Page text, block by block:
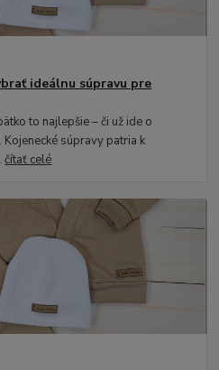
ideálnu súpravu pre
to najlepšie – či už ide o
súpravy patria k
čítať celé